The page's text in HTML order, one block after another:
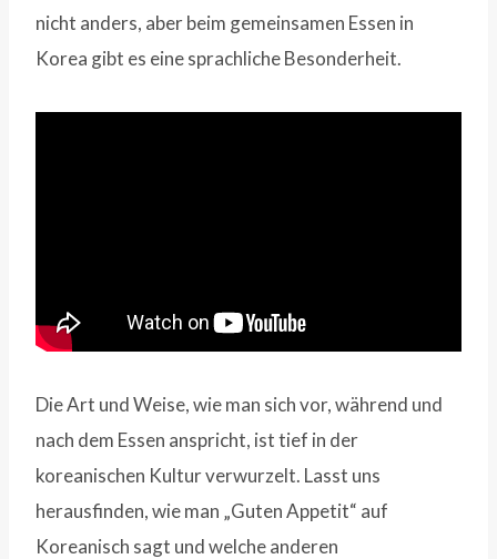
nicht anders, aber beim gemeinsamen Essen in
Korea gibt es eine sprachliche Besonderheit.
Die Art und Weise, wie man sich vor, während und
nach dem Essen anspricht, ist tief in der
koreanischen Kultur verwurzelt. Lasst uns
herausfinden, wie man „Guten Appetit“ auf
Koreanisch sagt und welche anderen